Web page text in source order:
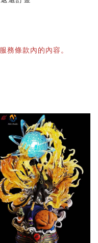
務條款內的內容。